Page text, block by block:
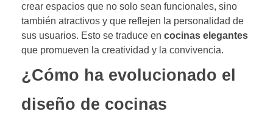
crear espacios que no solo sean funcionales, sino
también atractivos y que reflejen la personalidad de
sus usuarios. Esto se traduce en cocinas elegantes
que promueven la creatividad y la convivencia.
¿Cómo ha evolucionado el
diseño de cocinas